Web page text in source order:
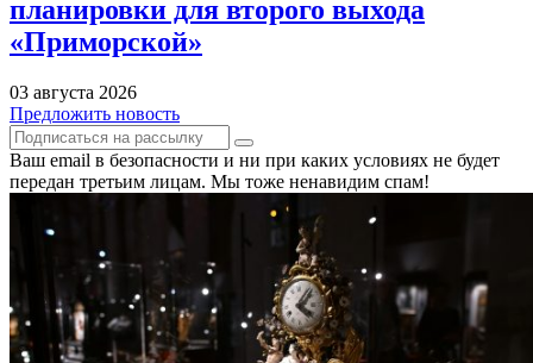
планировки для второго выхода
«Приморской»
03 августа 2026
Предложить новость
Ваш email в безопасности и ни при каких условиях не будет
передан третьим лицам. Мы тоже ненавидим спам!